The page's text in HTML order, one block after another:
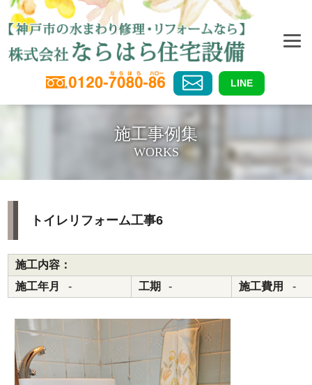
LINE
施工事例集
WORKS
トイレリフォーム工事6
施工内容：
施工年月
- 工期 - 施工費用 -